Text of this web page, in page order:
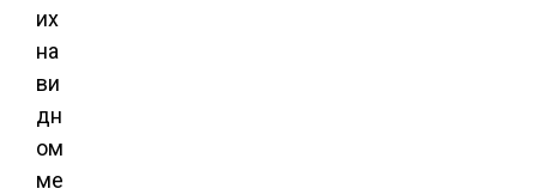
их
на
ви
дн
ом
ме